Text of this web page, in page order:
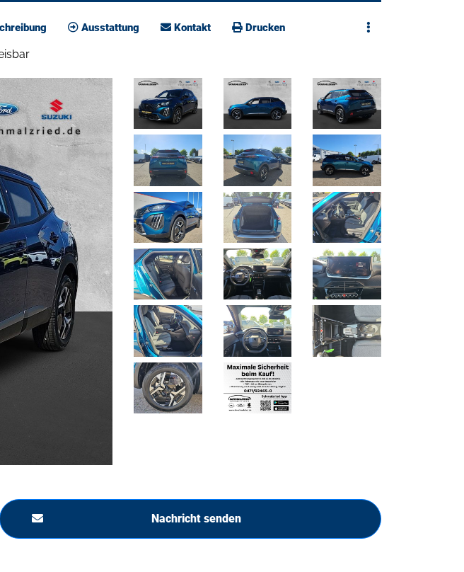
Ausstattung Kontakt Drucken
Nachricht senden